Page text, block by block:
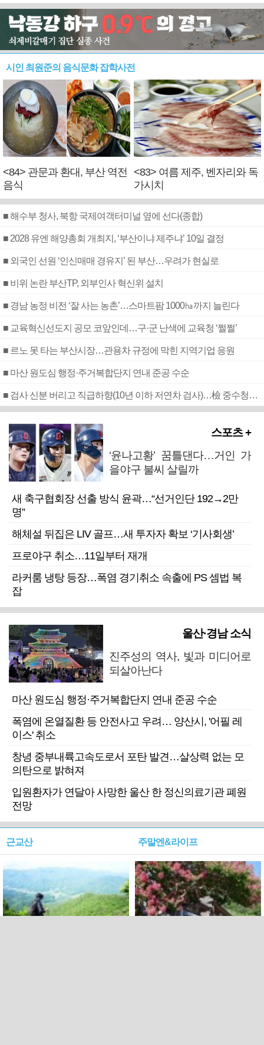
시인 최원준의 음식문화 잡학사전
<84> 관문과 환대, 부산 역전
음식
<83> 여름 제주, 벤자리와 독
가시치
■ 해수부 청사, 북항 국제여객터미널 옆에 선다(종합)
■ 2028 유엔 해양총회 개최지, ‘부산이냐 제주냐’ 10일 결정
■ 외국인 선원 ‘인신매매 경유지’ 된 부산…우려가 현실로
■ 비위 논란 부산TP, 외부인사 혁신위 설치
■ 경남 농정 비전 ‘잘 사는 농촌’…스마트팜 1000㏊까지 늘린다
■ 교육혁신선도지 공모 코앞인데…구·군 난색에 교육청 ‘쩔쩔’
■ 르노 못 타는 부산시장…관용차 규정에 막힌 지역기업 응원
■ 마산 원도심 행정·주거복합단지 연내 준공 수순
■ 검사 신분 버리고 직급하향(10년 이하 저연차 검사)…檢 중수청행 기피
스포츠 +
‘윤나고황’ 꿈틀댄다…거인 가
을야구 불씨 살릴까
새 축구협회장 선출 방식 윤곽…“선거인단 192→2만
명”
해체설 뒤집은 LIV 골프…새 투자자 확보 ‘기사회생’
프로야구 취소…11일부터 재개
라커룸 냉탕 등장…폭염 경기취소 속출에 PS 셈법 복
잡
울산·경남 소식
진주성의 역사, 빛과 미디어로
되살아난다
마산 원도심 행정·주거복합단지 연내 준공 수순
폭염에 온열질환 등 안전사고 우려… 양산시, '어필 레
이스' 취소
창녕 중부내륙고속도로서 포탄 발견…살상력 없는 모
의탄으로 밝혀져
입원환자가 연달아 사망한 울산 한 정신의료기관 폐원
전망
근교산 주말엔&라이프